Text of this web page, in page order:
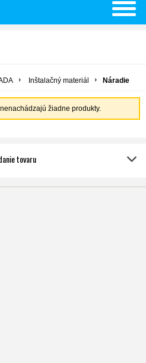
Inštalačný materiál Náradie
žiadne produkty.
tovaru